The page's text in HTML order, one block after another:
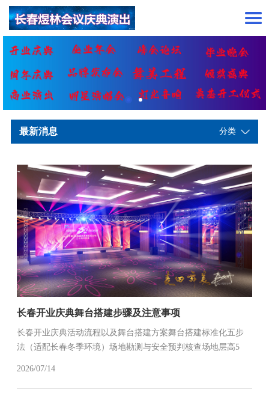
最新消息 分类
长春开业庆典舞台搭建步骤及注意事项
长春开业庆典活动流程以及舞台搭建方案舞台搭建标准化五步
法（适配长春冬季环境）‌场地勘测与安全预判‌核查场地层高5
差大（-15...
2026/07/14